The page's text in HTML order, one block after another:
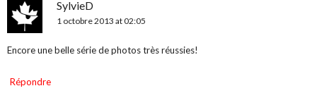
SylvieD
1 octobre 2013 at 02:05
Encore une belle série de photos très réussies!
Répondre